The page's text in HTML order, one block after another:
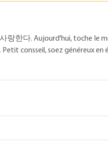
랑한다. Aujourd'hui, toche le
Petit consseil, soez généreux